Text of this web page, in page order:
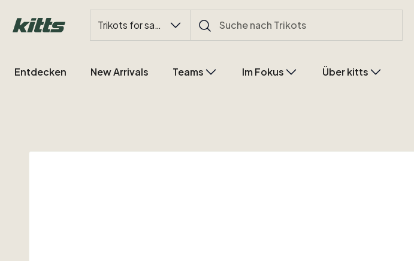
Trikots for sale
Entdecken New Arrivals Teams Im Fokus Über kitts